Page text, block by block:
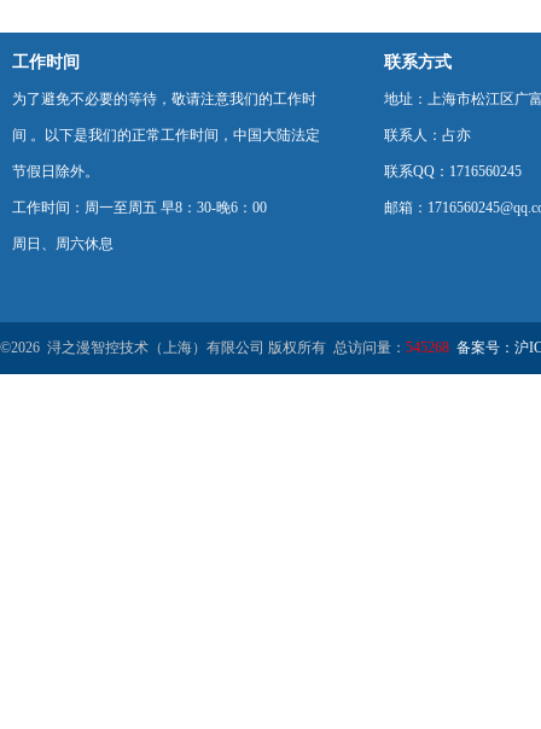
工作时间
为了避免不必要的等待，敬请注意我们的工作时
间 。以下是我们的正常工作时间，中国大陆法定
节假日除外。
工作时间：周一至周五 早8：30-晚6：00
周日、周六休息
联系方式
地址：上海市松江区广
联系人：占亦
联系QQ：1716560245
邮箱：
©2026 浔之漫智控技术（上海）有限公司 版权所有 总访问量： 545268 备案号：沪